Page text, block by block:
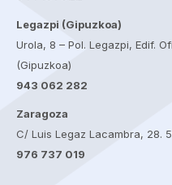
Legazpi (Gipuzkoa)
Urola, 8 – Pol. Legazpi, Edif.
(Gipuzkoa)
943 062 282
Zaragoza
C/ Luis Legaz Lacambra, 28.
976 737 019